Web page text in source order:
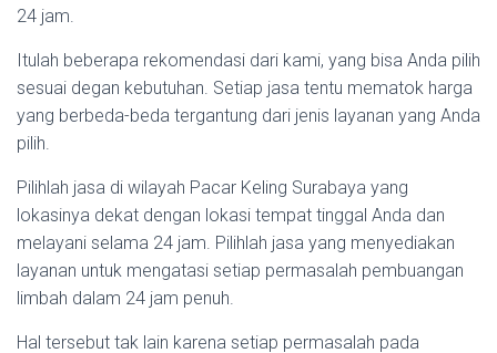
24 jam.
Itulah beberapa rekomendasi dari kami, yang bisa Anda pilih
sesuai degan kebutuhan. Setiap jasa tentu mematok harga
yang berbeda-beda tergantung dari jenis layanan yang Anda
pilih.
Pilihlah jasa di wilayah Pacar Keling Surabaya yang
lokasinya dekat dengan lokasi tempat tinggal Anda dan
melayani selama 24 jam. Pilihlah jasa yang menyediakan
layanan untuk mengatasi setiap permasalah pembuangan
limbah dalam 24 jam penuh.
Hal tersebut tak lain karena setiap permasalah pada